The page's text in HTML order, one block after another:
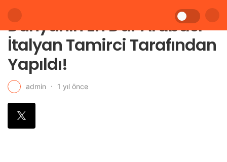
Dünyanın En Dar Arabası
İtalyan Tamirci Tarafından
Yapıldı!
admin 1 yıl önce